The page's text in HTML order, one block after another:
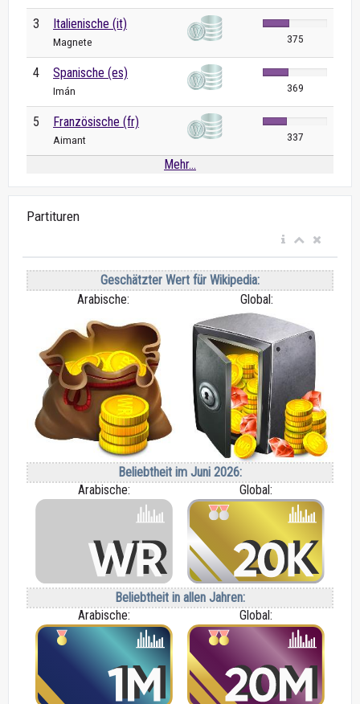
3 Italienische (it)
Magnete 375
4 Spanische (es)
Imán 369
5 Französische (fr)
Aimant 337
Mehr...
Partituren
Geschätzter Wert für Wikipedia:
Arabische:
Global:
Beliebtheit im Juni 2026:
Arabische:
Global:
Beliebtheit in allen Jahren:
Arabische:
Global: